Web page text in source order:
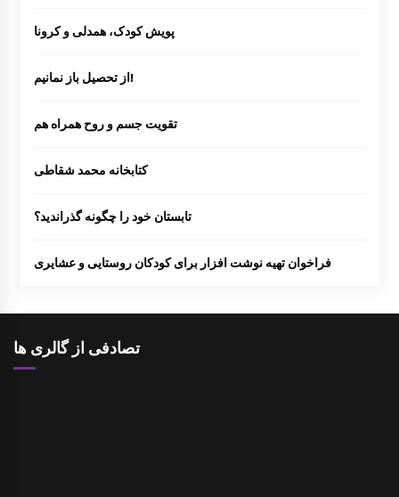
پویش کودک، همدلی و کرونا
از تحصیل باز نمانیم!
تقویت جسم و روح همراه هم
کتابخانه محمد شقاطی
تابستان خود را چگونه گذراندید؟
فراخوان تهیه نوشت افزار برای کودکان روستایی و عشایری
تصادفی از گالری ها